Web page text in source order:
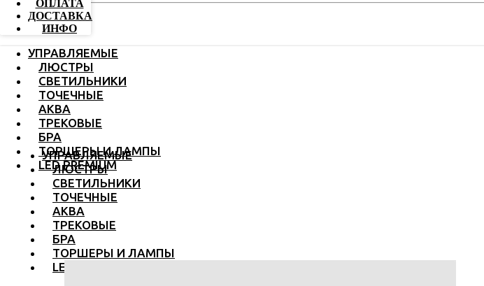
ОПЛАТА
ДОСТАВКА
ИНФО
УПРАВЛЯЕМЫЕ
ЛЮСТРЫ
СВЕТИЛЬНИКИ
ТОЧЕЧНЫЕ
АКВА
ТРЕКОВЫЕ
БРА
ТОРШЕРЫ И ЛАМПЫ
LED PREMIUM
УПРАВЛЯЕМЫЕ
ЛЮСТРЫ
СВЕТИЛЬНИКИ
ТОЧЕЧНЫЕ
АКВА
ТРЕКОВЫЕ
БРА
ТОРШЕРЫ И ЛАМПЫ
LED PREMIUM